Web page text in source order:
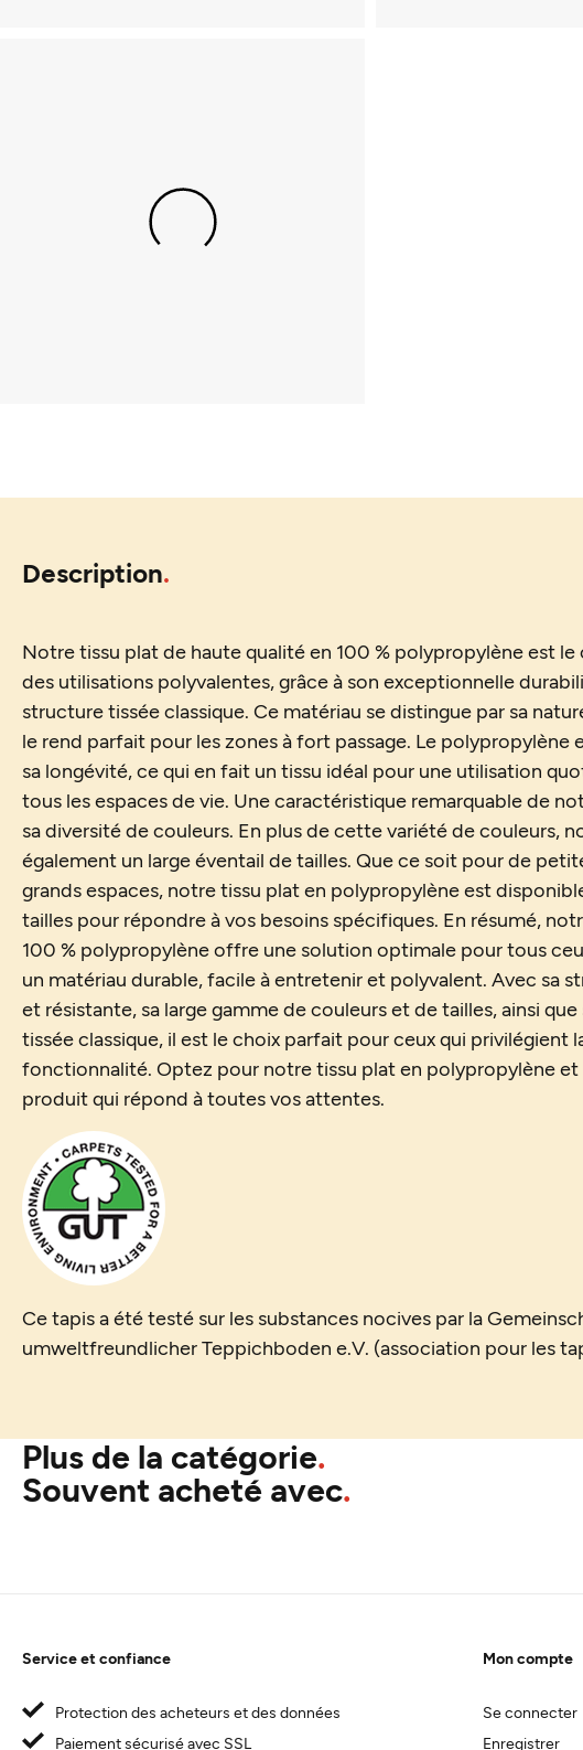
Description
Notre tissu plat de haute qualité en 100 % polypropylène est le
des utilisations polyvalentes, grâce à son exceptionnelle
structure tissée classique. Ce matériau se distingue par sa
le rend parfait pour les zones à fort passage. Le polypropylène
sa longévité, ce qui en fait un tissu idéal pour une utilisation
tous les espaces de vie. Une caractéristique remarquable de
sa diversité de couleurs. En plus de cette variété de couleurs,
également un large éventail de tailles. Que ce soit pour de
grands espaces, notre tissu plat en polypropylène est
tailles pour répondre à vos besoins spécifiques. En résumé,
100 % polypropylène offre une solution optimale pour tous
un matériau durable, facile à entretenir et polyvalent. Avec sa
et résistante, sa large gamme de couleurs et de tailles, ainsi
tissée classique, il est le choix parfait pour ceux qui privilégient
fonctionnalité. Optez pour notre tissu plat en polypropylène et
produit qui répond à toutes vos attentes.
Ce tapis a été testé sur les substances nocives par la
umweltfreundlicher Teppichboden e.V. (association pour les
Plus de la catégorie
Souvent acheté avec
Mon compte
Se connecter
Enregistrer
Service et confiance
Protection des acheteurs et des données
Paiement sécurisé avec SSL